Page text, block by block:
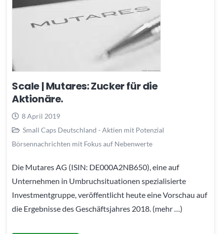
Scale | Mutares: Zucker für die
Aktionäre.
8 April 2019
Small Caps Deutschland - Aktien mit Potenzial
Börsennachrichten mit Fokus auf Nebenwerte
Die Mutares AG (ISIN: DE000A2NB650), eine auf
Unternehmen in Umbruchsituationen spezialisierte
Investmentgruppe, veröffentlicht heute eine Vorschau auf
die Ergebnisse des Geschäftsjahres 2018. (mehr …)